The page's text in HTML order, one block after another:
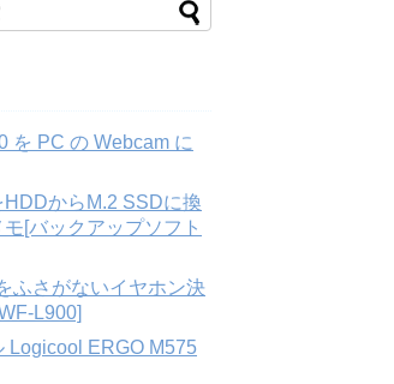
を PC の Webcam に
からM.2 SSDに換
[バックアップソフト
ふさがないイヤホン決
L900]
Logicool ERGO M575